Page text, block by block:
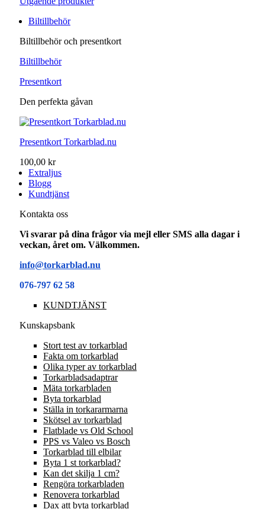
Biltillbehör
Biltillbehör och presentkort
Biltillbehör
Presentkort
Den perfekta gåvan
Presentkort Torkarblad.nu
100,00 kr
Extraljus
Blogg
Kundtjänst
Kontakta oss
Vi svarar på dina frågor via mejl eller SMS alla dagar i
veckan, året om. Välkommen.
info@torkarblad.nu
076-797 62 58
KUNDTJÄNST
Kunskapsbank
Stort test av torkarblad
Fakta om torkarblad
Olika typer av torkarblad
Torkarbladsadaptrar
Mäta torkarbladen
Byta torkarblad
Ställa in torkararmarna
Skötsel av torkarblad
Flatblade vs Old School
PPS vs Valeo vs Bosch
Torkarblad till elbilar
Byta 1 st torkarblad?
Kan det skilja 1 cm?
Rengöra torkarbladen
Renovera torkarblad
Dax att byta torkarblad